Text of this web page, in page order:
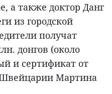
а также доктор Данг
из городской
получат
донгов (около
и сертификат от
Швейцарии Мартина